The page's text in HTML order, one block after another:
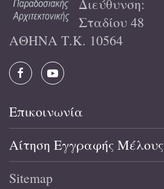
Διεύθυνση:
Σταδίου 48
ΑΘΗΝΑ Τ.Κ. 10564
Επικοινωνία
Αίτηση Εγγραφής Μέλους
Sitemap